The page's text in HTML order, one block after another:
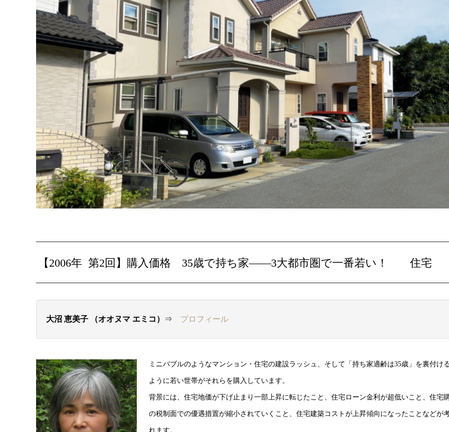
【2006年 第2回】購入価格 35歳で持ち家――3大都市圏で一番若い！ 住宅
大沼 恵美子 （オオヌマ エミコ） ⇒ プロフィール
ミニバブルのようなマンション・住宅の建設ラッシュ、そして「持ち家適齢は35歳」を裏付け
ように若い世帯がそれらを購入しています。
背景には、住宅地価が下げ止まり一部上昇に転じたこと、住宅ローン金利が超低いこと、住宅
の税制面での優遇措置が縮小されていくこと、住宅建築コストが上昇傾向になったことなどが
れます。